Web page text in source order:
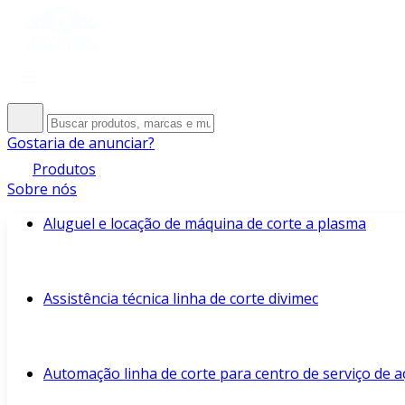
Gostaria de anunciar?
Produtos
Sobre nós
Aluguel e locação de máquina de corte a plasma
Assistência técnica linha de corte divimec
Automação linha de corte para centro de serviço de